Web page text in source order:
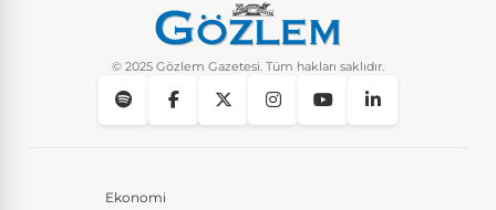
© 2025 Gözlem Gazetesi. Tüm hakları saklıdır.
Ekonomi